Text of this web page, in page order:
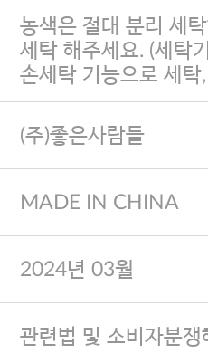
농색은 절대 분리 세
세탁 해주세요. (세탁
손세탁 기능으로 세탁
(주)좋은사람들
MADE IN CHINA
2024년 03월
관련법 및 소비자분